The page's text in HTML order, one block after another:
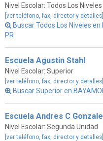
Nivel Escolar: Todos Los Niveles
[ver teléfono, fax, director y detalles]
Buscar Todos Los Niveles en
PR
Escuela Agustin Stahl
Nivel Escolar: Superior
[ver teléfono, fax, director y detalles]
Buscar Superior en
Escuela Andres C
Nivel Escolar: Segunda Unidad
[ver teléfono, fax, director y detalles]